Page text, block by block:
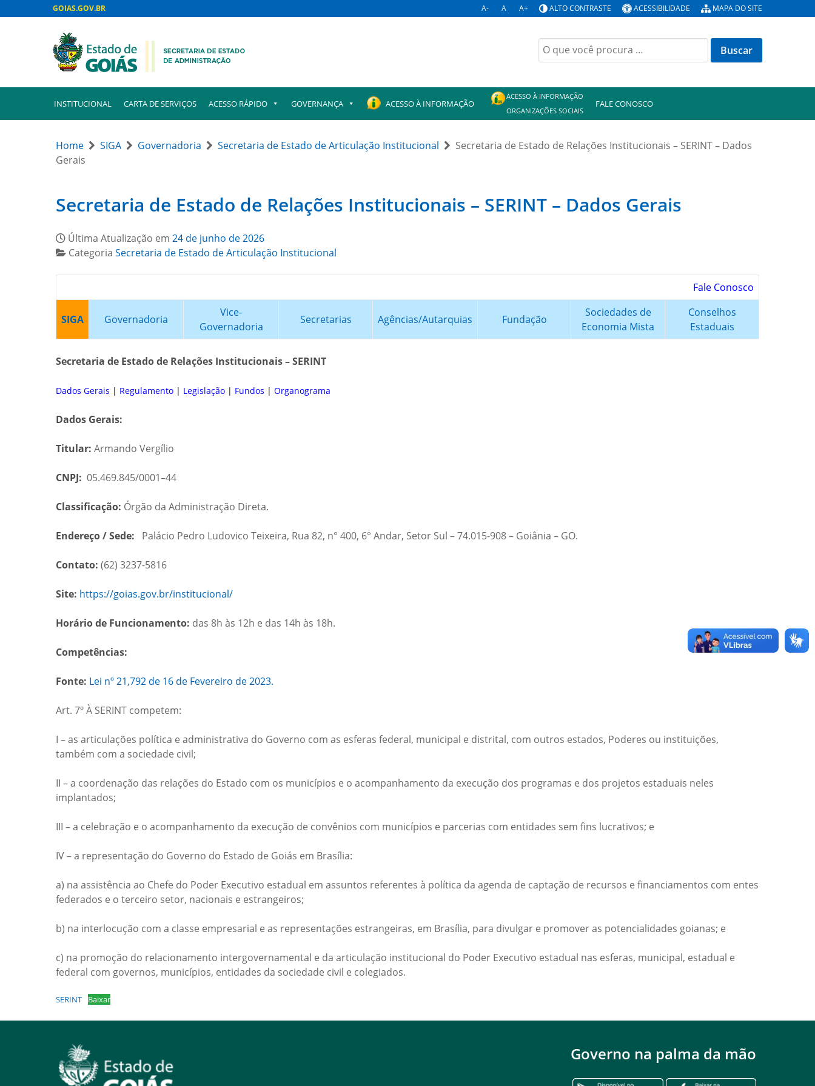
GOIAS.GOV.BR A- A A+ ALTO CONTRASTE ACESSIBILIDADE MAPA DO SITE
Buscar
por:
INSTITUCIONAL CARTA DE SERVIÇOS ACESSO RÁPIDO GOVERNANÇA ACESSO À INFORMAÇÃO
ACESSO À INFORMAÇÃO
ORGANIZAÇÕES SOCIAIS
FALE CONOSCO
Home SIGA Governadoria Secretaria de Estado de Articulação Institucional
Secretaria de Estado de Relações Institucionais – SERINT – Dados
Gerais
Secretaria de Estado de Relações Institucionais – SERINT – Dados Gerais
Última Atualização em 24 de junho de 2026
Categoria Secretaria de Estado de Articulação Institucional
Fale Conosco
SIGA Governadoria
Vice-
Governadoria
Secretarias Agências/Autarquias Fundação
Sociedades de
Economia Mista
Conselhos
Estaduais
Secretaria de Estado de Relações Institucionais – SERINT
Dados Gerais | Regulamento | Legislação | Fundos | Organograma
Dados Gerais:
Titular: Armando Vergílio
CNPJ: 05.469.845/0001–44
Classificação: Órgão da Administração Direta.
Endereço / Sede: Palácio Pedro Ludovico Teixeira, Rua 82, n° 400, 6° Andar, Setor Sul – 74.015-908 – Goiânia – GO.
Contato: (62) 3237-5816
Site: https://goias.gov.br/institucional/
Horário de Funcionamento: das 8h às 12h e das 14h às 18h.
Competências:
Fonte: Lei nº 21,792 de 16 de Fevereiro de 2023.
Art. 7º À SERINT competem:
I – as articulações política e administrativa do Governo com as esferas federal, municipal e distrital, com outros estados, Poderes ou instituições,
também com a sociedade civil;
II – a coordenação das relações do Estado com os municípios e o acompanhamento da execução dos programas e dos projetos estaduais neles
implantados;
III – a celebração e o acompanhamento da execução de convênios com municípios e parcerias com entidades sem fins lucrativos; e
IV – a representação do Governo do Estado de Goiás em Brasília:
a) na assistência ao Chefe do Poder Executivo estadual em assuntos referentes à política da agenda de captação de recursos e financiamentos com entes
federados e o terceiro setor, nacionais e estrangeiros;
b) na interlocução com a classe empresarial e as representações estrangeiras, em Brasília, para divulgar e promover as potencialidades goianas; e
c) na promoção do relacionamento intergovernamental e da articulação institucional do Poder Executivo estadual nas esferas, municipal, estadual e
federal com governos, municípios, entidades da sociedade civil e colegiados.
SERINT Baixar
Governo na palma da mão